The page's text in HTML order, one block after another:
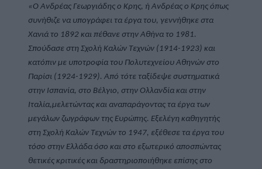
«Ο Ανδρέας Γεωργιάδης ο Κρης, ή Ανδρέας ο Κρης όπως
συνήθιζε να υπογράφει τα έργα του, γεννήθηκε στα
Χανιά το 1892 και πέθανε στην Αθήνα το 1981.
Σπούδασε στη Σχολή Καλών Τεχνών (1914-1923) και
κατόπιν με υποτροφία του Πολυτεχνείου Αθηνών στο
Παρίσι (1924-1929). Από τότε ταξίδεψε συστηματικά
στην Ισπανία, στο Βέλγιο, στην Ολλανδία και στην
Ιταλία,μελετώντας και αναπαράγοντας τα έργα των
μεγάλων ζωγράφων της Ευρώπης. Εξελέγη καθηγητής
στη Σχολή Καλών Τεχνών το 1947, εξέθεσε τα έργα του
τόσο στην Ελλάδα όσο και στο εξωτερικό αποσπώντας
θετικές κριτικές και δραστηριοποιήθηκε επίσης στο